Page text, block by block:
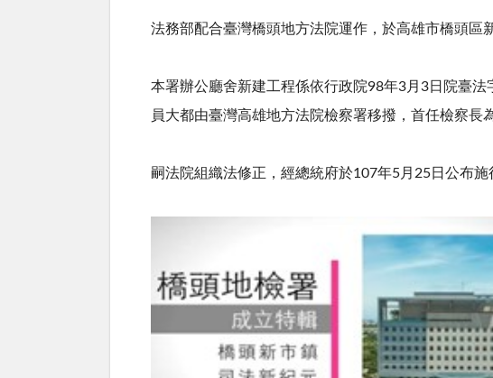
法務部配合臺灣橋頭地方法院運作，於高雄市橋頭區
本署辦公廳舍新建工程係依行政院98年3月3日院臺
員大都由臺灣高雄地方法院檢察署移撥，首任檢察長
嗣法院組織法修正，經總統府於107年5月25日公布